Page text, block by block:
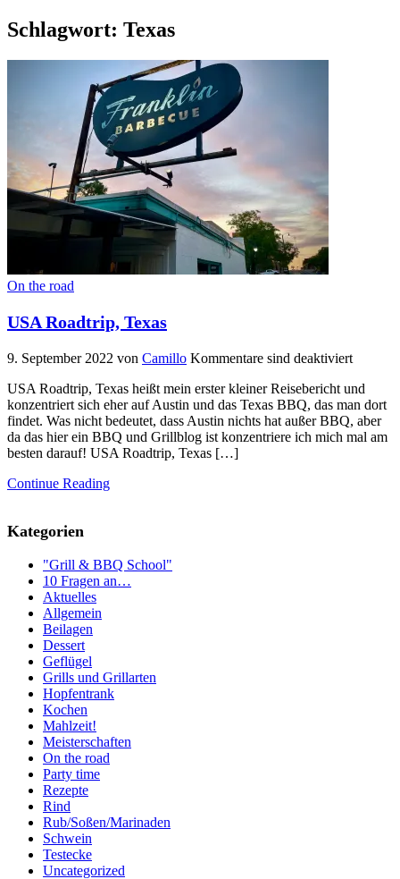
Schlagwort: Texas
On the road
USA Roadtrip, Texas
9. September 2022 von Camillo Kommentare sind deaktiviert
USA Roadtrip, Texas heißt mein erster kleiner Reisebericht und
konzentriert sich eher auf Austin und das Texas BBQ, das man dort
findet. Was nicht bedeutet, dass Austin nichts hat außer BBQ, aber
da das hier ein BBQ und Grillblog ist konzentriere ich mich mal am
besten darauf! USA Roadtrip, Texas […]
Continue Reading
Kategorien
"Grill & BBQ School"
10 Fragen an…
Aktuelles
Allgemein
Beilagen
Dessert
Geflügel
Grills und Grillarten
Hopfentrank
Kochen
Mahlzeit!
Meisterschaften
On the road
Party time
Rezepte
Rind
Rub/Soßen/Marinaden
Schwein
Testecke
Uncategorized